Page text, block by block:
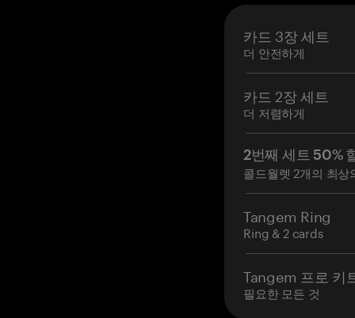
카드 3장 세트
더 안전하게
카드 2장 세트
더 저렴하게
2번째 세트 50%
콜드월렛 2개의 최상
Tangem Ring
Ring & 2 cards
Tangem 프로 키
필요한 모든 것